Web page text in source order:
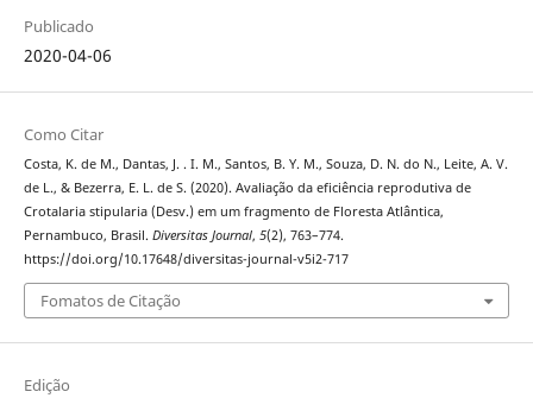
Publicado
2020-04-06
Como Citar
Costa, K. de M., Dantas, J. . I. M., Santos, B. Y. M., Souza, D. N. do N., Leite, A. V.
de L., & Bezerra, E. L. de S. (2020). Avaliação da eficiência reprodutiva de
Crotalaria stipularia (Desv.) em um fragmento de Floresta Atlântica,
Pernambuco, Brasil. Diversitas Journal, 5(2), 763–774.
https://doi.org/10.17648/diversitas-journal-v5i2-717
Fomatos de Citação
Edição